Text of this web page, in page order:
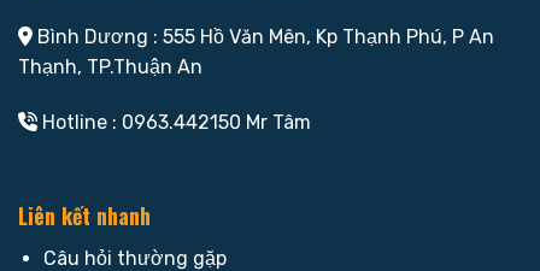
Bình Dương : 555 Hồ Văn Mên, Kp Thạnh Phú, P An
Thạnh, TP.Thuận An
Hotline : 0963.442150 Mr Tâm
Liên kết nhanh
Câu hỏi thường gặp